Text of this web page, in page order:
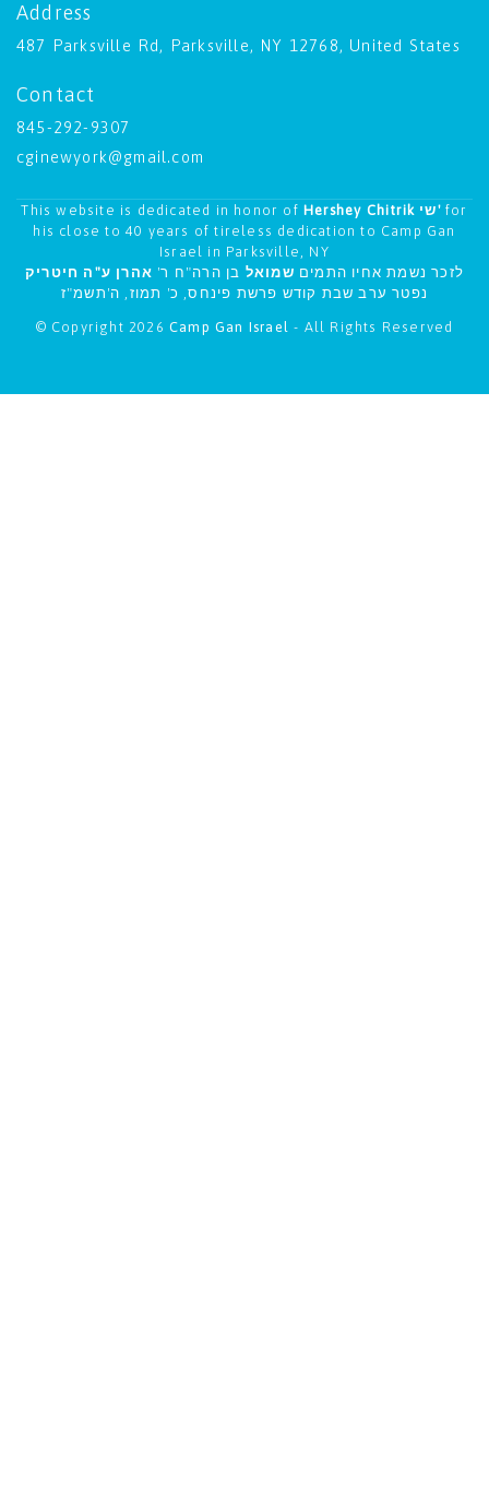
Address
487 Parksville Rd, Parksville, NY 12768, United States
Contact
845-292-9307
cginewyork@gmail.com
This website is dedicated in honor of Hershey Chitrik שי' for
his close to 40 years of tireless dedication to Camp Gan
Israel in Parksville, NY
לזכר נשמת אחיו התמים שמואל בן הרה"ח ר' אהרן ע"ה חיטריק
נפטר ערב שבת קודש פרשת פינחס, כ' תמוז, ה'תשמ"ז
© Copyright 2026 Camp Gan Israel- All Rights Reserved